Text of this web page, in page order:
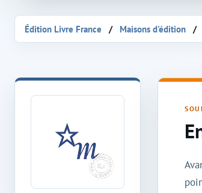
Édition Livre France Maisons d'édition
Envoyer un manuscrit à Éditions de Minuit